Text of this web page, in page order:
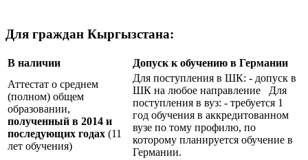
Для граждан Кыргызстана:
В наличии
Допуск к обучению в Германии
Аттестат о среднем
(полном) общем
образовании,
полученный в 2014 и
последующих годах (11
лет обучения)
Для поступления в ШК: - допуск в
ШК на любое направление Для
поступления в вуз: - требуется 1
год обучения в аккредитованном
вузе по тому профилю, по
которому планируется обучение в
Германии.